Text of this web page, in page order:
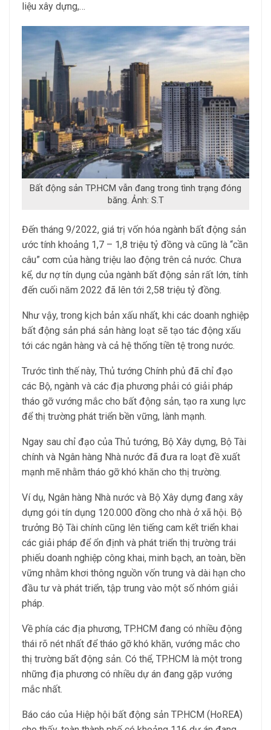
liệu xây dựng,…
Bất động sản TP.HCM vẫn đang trong tình trạng đóng
băng. Ảnh: S.T
Đến tháng 9/2022, giá trị vốn hóa ngành bất động sản
ước tính khoảng 1,7 – 1,8 triệu tỷ đồng và cũng là “cần
câu” cơm của hàng triệu lao động trên cả nước. Chưa
kể, dư nợ tín dụng của ngành bất động sản rất lớn, tính
đến cuối năm 2022 đã lên tới 2,58 triệu tỷ đồng.
Như vậy, trong kịch bản xấu nhất, khi các doanh nghiệp
bất động sản phá sản hàng loạt sẽ tạo tác động xấu
tới các ngân hàng và cả hệ thống tiền tệ trong nước.
Trước tình thế này, Thủ tướng Chính phủ đã chỉ đạo
các Bộ, ngành và các địa phương phải có giải pháp
tháo gỡ vướng mắc cho bất động sản, tạo ra xung lực
để thị trường phát triển bền vững, lành mạnh.
Ngay sau chỉ đạo của Thủ tướng, Bộ Xây dựng, Bộ Tài
chính và Ngân hàng Nhà nước đã đưa ra loạt đề xuất
mạnh mẽ nhằm tháo gỡ khó khăn cho thị trường.
Ví dụ, Ngân hàng Nhà nước và Bộ Xây dựng đang xây
dựng gói tín dụng 120.000 đồng cho nhà ở xã hội. Bộ
trưởng Bộ Tài chính cũng lên tiếng cam kết triển khai
các giải pháp để ổn định và phát triển thị trường trái
phiếu doanh nghiệp công khai, minh bạch, an toàn, bền
vững nhằm khơi thông nguồn vốn trung và dài hạn cho
đầu tư và phát triển, tập trung vào một số nhóm giải
pháp.
Về phía các địa phương, TP.HCM đang có nhiều động
thái rõ nét nhất để tháo gỡ khó khăn, vướng mắc cho
thị trường bất động sản. Có thể, TP.HCM là một trong
những địa phương có nhiều dự án đang gặp vướng
mắc nhất.
Báo cáo của Hiệp hội bất động sản TP.HCM (HoREA)